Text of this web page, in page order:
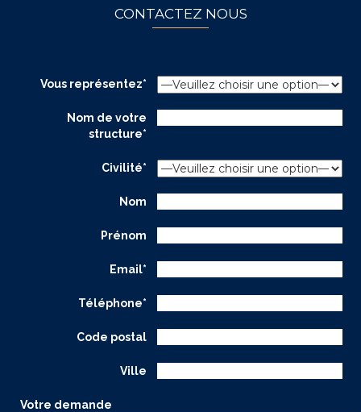
CONTACTEZ NOUS
Vous représentez*
Nom de votre
structure*
Civilité*
Nom
Prénom
Email*
Téléphone*
Code postal
Ville
Votre demande